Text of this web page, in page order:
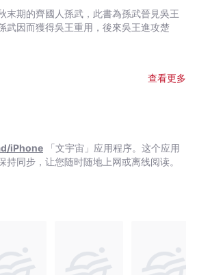
末期的齊國人孫武，此書為孫武晉見吳王
武因而獲得吳王重用，後來吳王進攻楚
查看更多
iPhone 「文宇宙」应用程序。这个应用
持同步，让您随时随地上网或离线阅读。